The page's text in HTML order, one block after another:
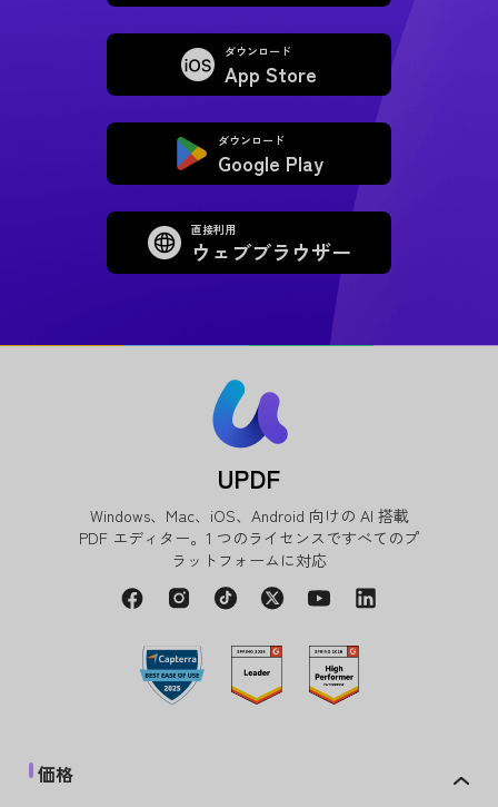
ダウンロード
App Store
ダウンロード
Google Play
直接利用
ウェブブラウザー
UPDF
Windows、Mac、iOS、Android 向けの AI 搭載
PDF エディター。1 つのライセンスですべてのプ
ラットフォームに対応
価格